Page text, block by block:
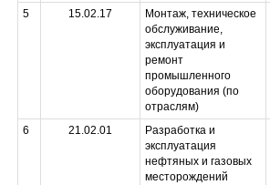
5 15.02.17
Монтаж, техническое
обслуживание,
эксплуатация и
ремонт
промышленного
оборудования (по
отраслям)
6 21.02.01
Разработка и
эксплуатация
нефтяных и газовых
месторождений